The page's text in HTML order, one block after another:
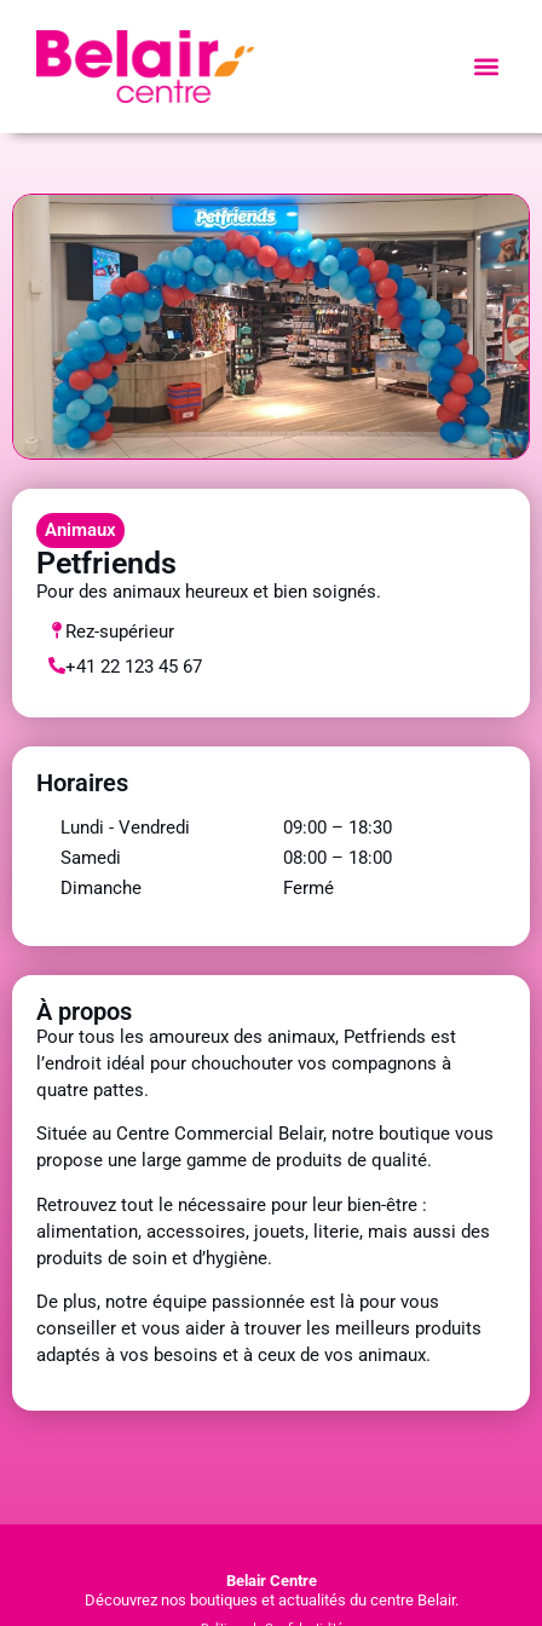
Animaux
Petfriends
Pour des animaux heureux et bien soignés.
Rez-supérieur
+41 22 123 45 67
Horaires
Lundi - Vendredi
09:00 – 18:30
Samedi
08:00 – 18:00
Dimanche
Fermé
À propos
Pour tous les amoureux des animaux, Petfriends est
l’endroit idéal pour chouchouter vos compagnons à
quatre pattes.
Située au Centre Commercial Belair, notre boutique vous
propose une large gamme de produits de qualité.
Retrouvez tout le nécessaire pour leur bien-être :
alimentation, accessoires, jouets, literie, mais aussi des
produits de soin et d’hygiène.
De plus, notre équipe passionnée est là pour vous
conseiller et vous aider à trouver les meilleurs produits
adaptés à vos besoins et à ceux de vos animaux.
Belair Centre
Découvrez nos boutiques et actualités du centre Belair.